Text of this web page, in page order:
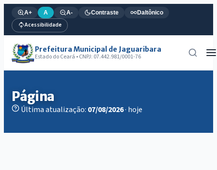
A+ A A- Contraste Daltônico
Acessibilidade
Prefeitura Municipal de Jaguaribara
Estado do Ceará • CNPJ: 07.442.981/0001-76
Página
Última atualização: 07/08/2026· hoje